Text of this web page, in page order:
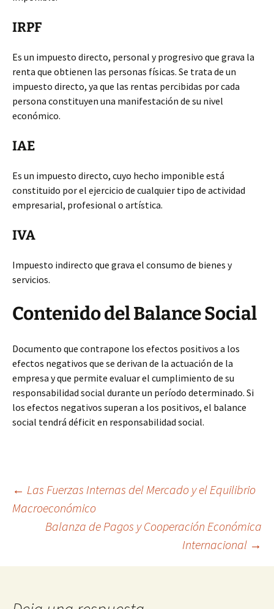
IRPF
Es un impuesto directo, personal y progresivo que grava la
renta que obtienen las personas físicas. Se trata de un
impuesto directo, ya que las rentas percibidas por cada
persona constituyen una manifestación de su nivel
económico.
IAE
Es un impuesto directo, cuyo hecho imponible está
constituido por el ejercicio de cualquier tipo de actividad
empresarial, profesional o artística.
IVA
Impuesto indirecto que grava el consumo de bienes y
servicios.
Contenido del Balance Social
Documento que contrapone los efectos positivos a los
efectos negativos que se derivan de la actuación de la
empresa y que permite evaluar el cumplimiento de su
responsabilidad social durante un período determinado. Si
los efectos negativos superan a los positivos, el balance
social tendrá déficit en responsabilidad social.
Navegación
entradas
← Las Fuerzas Internas del Mercado y el Equilibrio
Macroeconómico
Balanza de Pagos y Cooperación Económica
Internacional →